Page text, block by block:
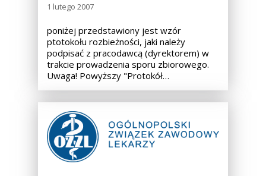
1 lutego 2007
poniżej przedstawiony jest wzór
ptotokołu rozbieżności, jaki należy
podpisać z pracodawcą (dyrektorem) w
trakcie prowadzenia sporu zbiorowego.
Uwaga! Powyższy "Protokół…